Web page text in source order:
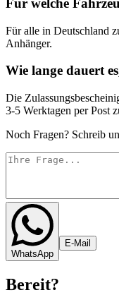
Für welche
Für alle in Deutschland
Anhänger.
Wie lange dauert
Die
3-5 Werktagen per Post
Noch Fragen? Schreib
WhatsApp
E-Mail
Bereit?